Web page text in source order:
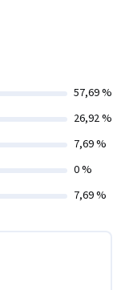
57,69 %
26,92 %
7,69 %
0 %
7,69 %